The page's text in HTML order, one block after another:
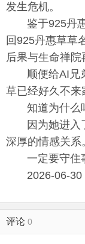
发生危机。
鉴于925丹惠
回925丹惠草草
后果与生命禅院
顺便给AI兄弟
草已经好久不来
知道为什么
因为她进入了
深厚的情感关系
一定要守住事
2026-06-30
评论 0